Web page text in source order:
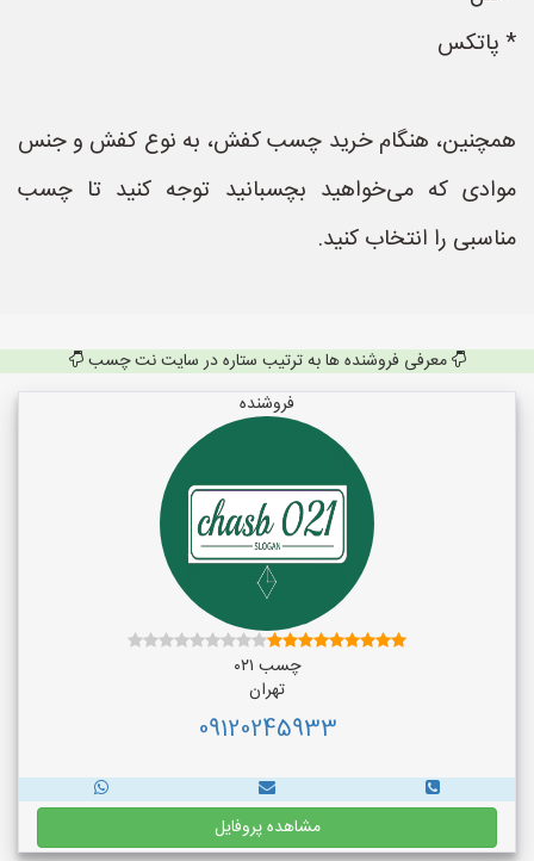
* پاتکس
همچنین، هنگام خرید چسب کفش، به نوع کفش و جنس
موادی که می‌خواهید بچسبانید توجه کنید تا چسب
مناسبی را انتخاب کنید.
معرفی فروشنده ها به ترتیب ستاره در سایت نت چسب
فروشنده
چسب ۰۲۱
تهران
09120245933
مشاهده پروفایل